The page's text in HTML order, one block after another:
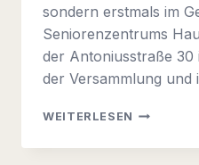
sondern erstmals im
Seniorenzentrums
der Antoniusstraße 30
der Versammlung
WEITERLESEN